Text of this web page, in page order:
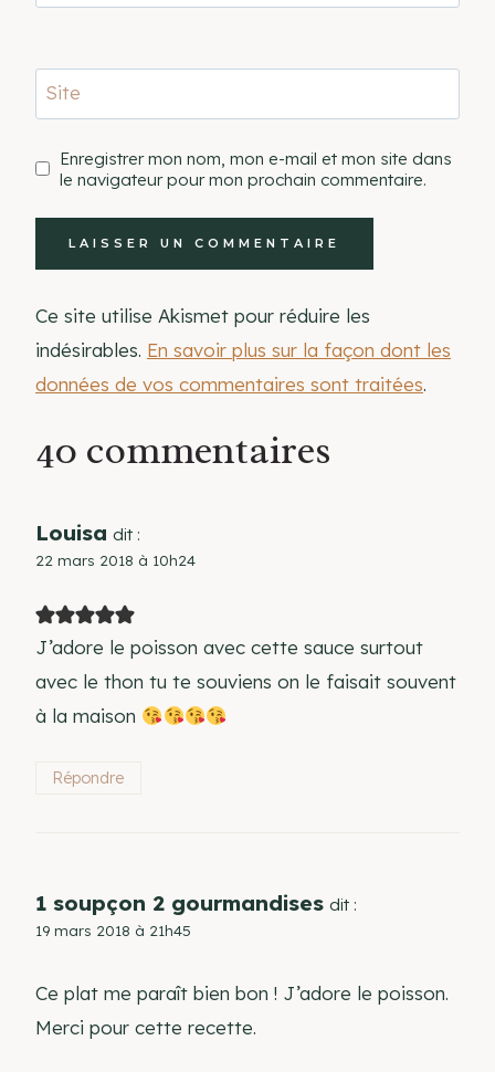
Site
Enregistrer mon nom, mon e-mail et mon site dans
le navigateur pour mon prochain commentaire.
Ce site utilise Akismet pour réduire les
indésirables. En savoir plus sur la façon dont les
données de vos commentaires sont traitées.
40 commentaires
Louisa dit :
22 mars 2018 à 10h24
J’adore le poisson avec cette sauce surtout
avec le thon tu te souviens on le faisait souvent
à la maison
Répondre
1 soupçon 2 gourmandises dit :
19 mars 2018 à 21h45
Ce plat me paraît bien bon ! J’adore le poisson.
Merci pour cette recette.